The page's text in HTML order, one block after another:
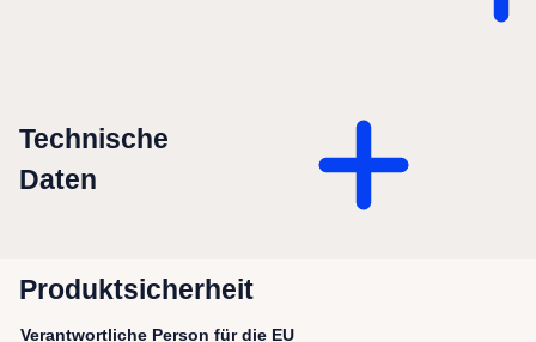
Technische
Daten
Produktsicherheit
Verantwortliche Person für die EU